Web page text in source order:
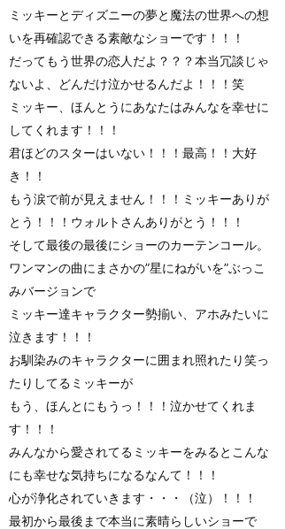
ミッキーとディズニーの夢と魔法の世界への想
いを再確認できる素敵なショーです！！！
だってもう世界の恋人だよ？？？本当冗談じゃ
ないよ、どんだけ泣かせるんだよ！！！笑
ミッキー、ほんとうにあなたはみんなを幸せに
してくれます！！！
君ほどのスターはいない！！！最高！！大好
き！！
もう涙で前が見えません！！！ミッキーありが
とう！！！ウォルトさんありがとう！！！
そして最後の最後にショーのカーテンコール。
ワンマンの曲にまさかの”星にねがいを”ぶっこ
みバージョンで
ミッキー達キャラクター勢揃い、アホみたいに
泣きます！！！
お馴染みのキャラクターに囲まれ照れたり笑っ
たりしてるミッキーが
もう、ほんとにもうっ！！！泣かせてくれま
す！！！
みんなから愛されてるミッキーをみるとこんな
にも幸せな気持ちになるなんて！！！
心が浄化されていきます・・・（泣）！！！
最初から最後まで本当に素晴らしいショーで